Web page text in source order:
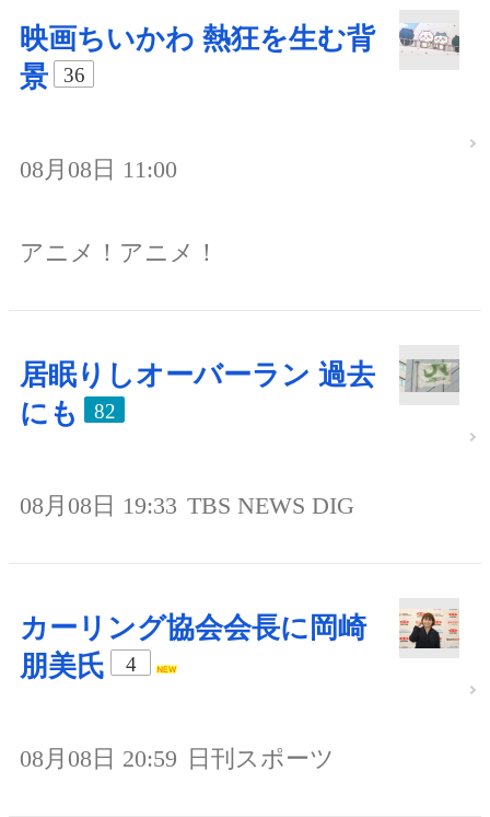
映画ちいかわ 熱狂を生む背
景
36
08月08日 11:00
アニメ！アニメ！
居眠りしオーバーラン 過去
にも
82
08月08日 19:33 TBS NEWS DIG
カーリング協会会長に岡崎
朋美氏
4
08月08日 20:59 日刊スポーツ